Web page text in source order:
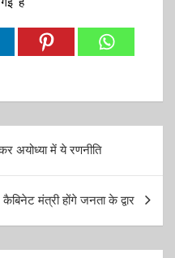
अयोध्या में ये रणनीति
मंत्री होंगे जनता के द्वार